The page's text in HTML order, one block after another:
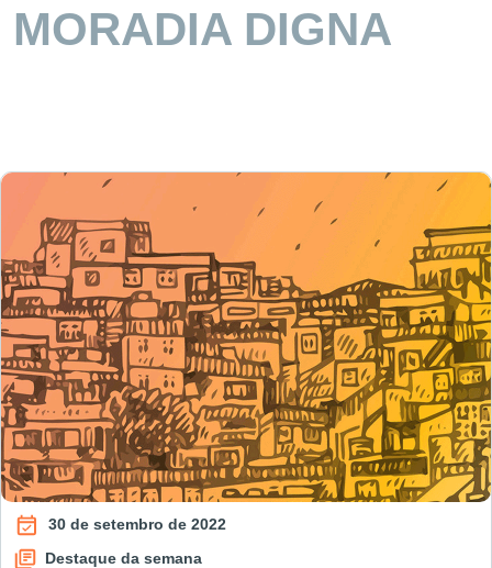
MORADIA DIGNA
30 de setembro de 2022
Destaque da semana